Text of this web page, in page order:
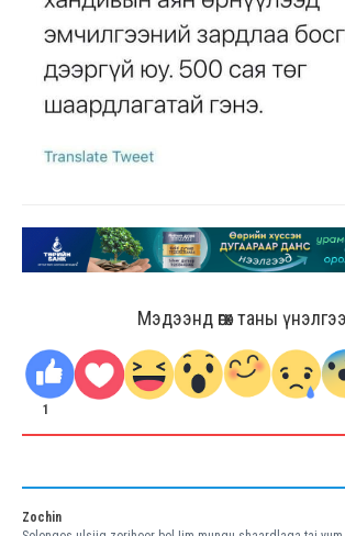
Мэдээнд өгөх таны
1
Zochin